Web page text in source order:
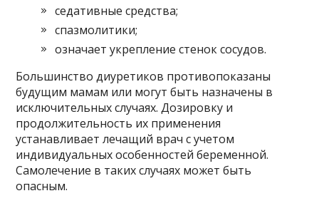
седативные средства;
спазмолитики;
означает укрепление стенок сосудов.
Большинство диуретиков противопоказаны
будущим мамам или могут быть назначены в
исключительных случаях. Дозировку и
продолжительность их применения
устанавливает лечащий врач с учетом
индивидуальных особенностей беременной.
Самолечение в таких случаях может быть
опасным.